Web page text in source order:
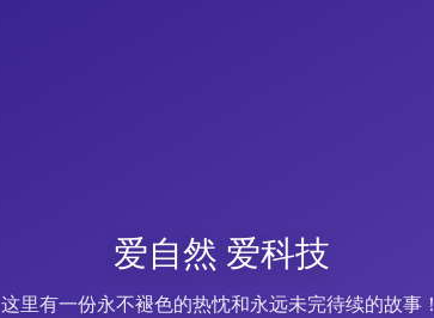
爱自然 爱科技
这里有一份永不褪色的热忱和永远未完待续的故事！